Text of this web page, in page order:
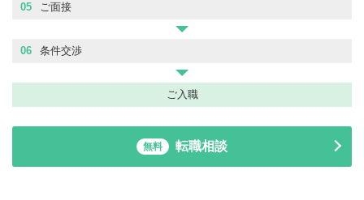
05 ご面接
06 条件交渉
ご入職
無料 転職相談